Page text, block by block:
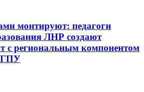
монтируют: педагоги
ЛНР создают
с региональным компонентом